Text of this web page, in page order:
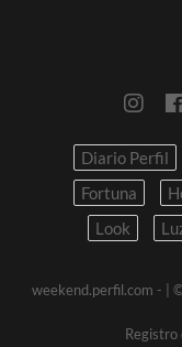
Diario Perfil
Fortuna
Look
weekend.perfil.com -
|
Registro